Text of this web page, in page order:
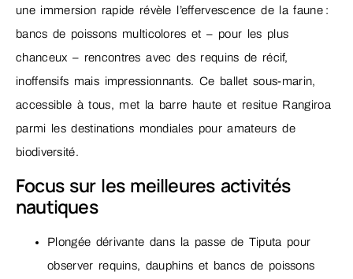
une immersion rapide révèle l’effervescence de la faune :
bancs de poissons multicolores et – pour les plus
chanceux – rencontres avec des requins de récif,
inoffensifs mais impressionnants. Ce ballet sous-marin,
accessible à tous, met la barre haute et resitue Rangiroa
parmi les destinations mondiales pour amateurs de
biodiversité.
Focus sur les meilleures activités
nautiques
Plongée dérivante dans la passe de Tiputa pour
observer requins, dauphins et bancs de poissons